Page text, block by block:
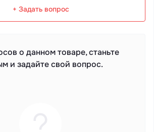
+ Задать вопрос
о данном товаре, станьте
и задайте свой вопрос.